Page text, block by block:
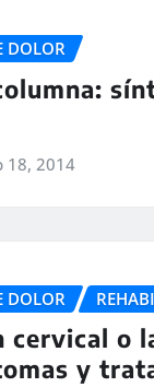
DOLOR
18, 2014
DOLOR
cervical o
y